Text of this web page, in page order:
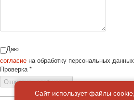
Даю
согласие на обработку персональных данных
Проверка *
Отправить сообщение
Сайт использует файлы